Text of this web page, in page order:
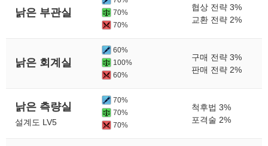
낡은 부관실
70%
70%
협상 전략 3%
교환 전략 2%
낡은 회계실
60%
100%
60%
구매 전략 3%
판매 전략 2%
낡은 측량실
설계도 LV5
70%
70%
70%
척후법 3%
포격술 2%